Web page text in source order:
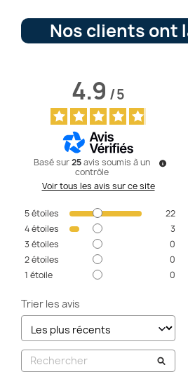
Nos clients ont
4.9/5
Basé sur25avis soumis à un
contrôle
Voir tous les avis sur ce site
5étoiles
22
4étoiles
3
3 étoiles
0
2étoiles
0
1 étoile 0
Trier les avis